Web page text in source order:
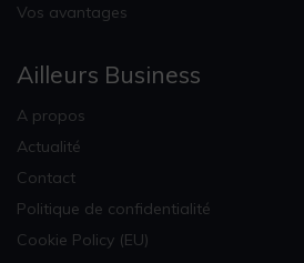
Vos avantages
Ailleurs Business
A propos
Actualité
Contact
Politique de confidentialité
Cookie Policy (EU)